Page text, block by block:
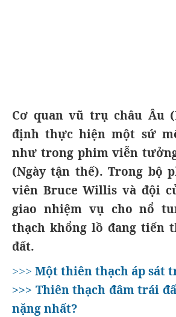
Cơ quan vũ trụ châu Âu
định thực hiện một sứ
như trong phim viễn
(Ngày tận thế). Trong bộ
viên Bruce Willis và đội
giao nhiệm vụ cho nổ
thạch khổng lồ đang tiến
đất.
>>> Một thiên thạch áp sát
>>> Thiên thạch đâm trái
nặng nhất?